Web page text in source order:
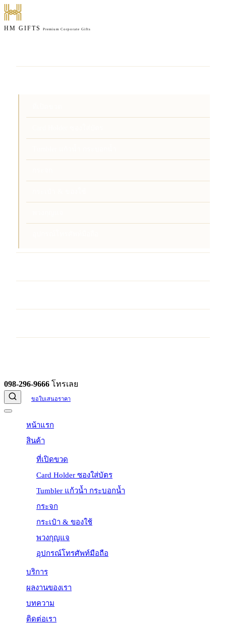
HM GIFTS Premium Corporate Gifts
098-296-9666 โทรเลย
ขอใบเสนอราคา
หน้าแรก
สินค้า
ที่เปิดขวด
Card Holder ซองใส่บัตร
Tumbler แก้วน้ำ กระบอกน้ำ
กระจก
กระเป๋า & ของใช้
พวงกุญแจ
อุปกรณ์โทรศัพท์มือถือ
บริการ
ผลงานของเรา
บทความ
ติดต่อเรา